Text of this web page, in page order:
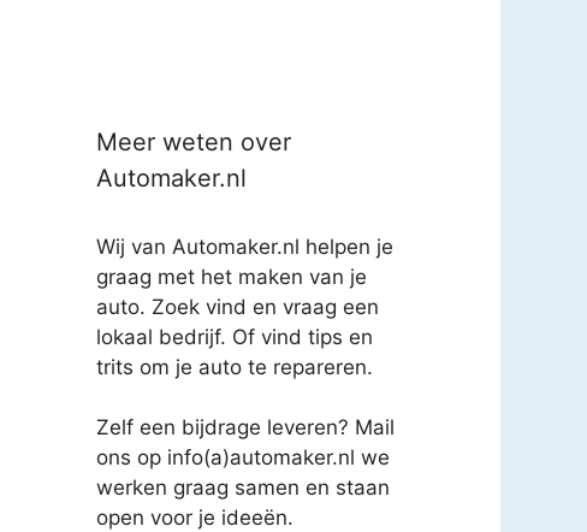
Meer weten over
Automaker.nl
Wij van Automaker.nl helpen je
graag met het maken van je
auto. Zoek vind en vraag een
lokaal bedrijf. Of vind tips en
trits om je auto te repareren.
Zelf een bijdrage leveren? Mail
ons op info(a)automaker.nl we
werken graag samen en staan
open voor je ideeën.